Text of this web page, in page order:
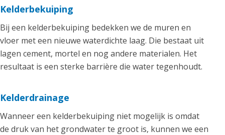
Kelderbekuiping
Bij een kelderbekuiping bedekken we de muren en
vloer met een nieuwe waterdichte laag. Die bestaat uit
lagen cement, mortel en nog andere materialen. Het
resultaat is een sterke barrière die water tegenhoudt.
Kelderdrainage
Wanneer een kelderbekuiping niet mogelijk is omdat
de druk van het grondwater te groot is, kunnen we een